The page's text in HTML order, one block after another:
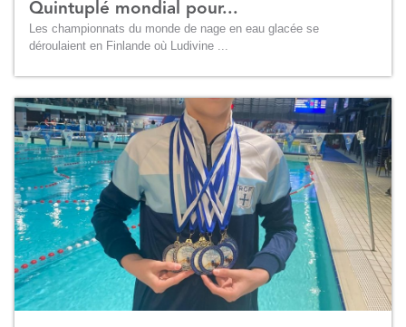
Quintuplé mondial pour...
Les championnats du monde de nage en eau glacée se
déroulaient en Finlande où Ludivine ...